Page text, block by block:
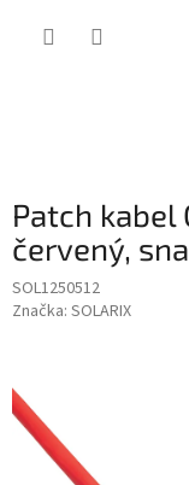
Patch kabel
červený,
SOL1250512
Značka: SOLARIX